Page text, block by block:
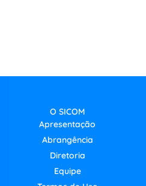
O SICOM
Apresentação
Abrangência
Diretoria
Equipe